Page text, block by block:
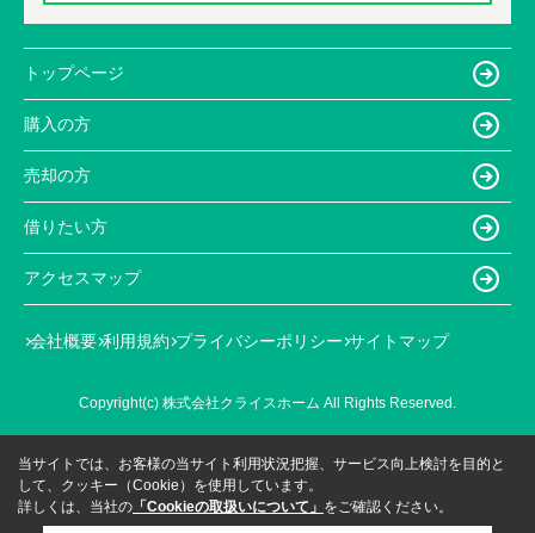
トップページ
購入の方
売却の方
借りたい方
アクセスマップ
会社概要 利用規約 プライバシーポリシー サイトマップ
Copyright(c) 株式会社クライスホーム All Rights Reserved.
当サイトでは、お客様の当サイト利用状況把握、サービス向上検討を目的と
して、クッキー（Cookie）を使用しています。
詳しくは、当社の 「Cookieの取扱いについて」 をご確認ください。